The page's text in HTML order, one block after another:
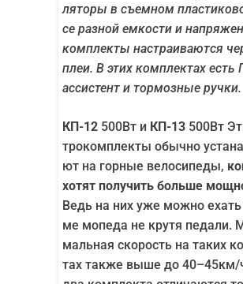
ля­то­ры в съем­ном
се раз­ной емко­сти и
ком­плек­ты настра­и­ва­ют­ся
плеи. В этих ком­плек­тах есть
асси­стент и тор­моз­ные ручки.
КП-12 500Вт и КП-13 500Вт
тро­ком­плек­ты обыч­но
ют на гор­ные вело­си­пе­ды,
хотят полу­чить боль­ше
Ведь на них уже мож­но
ме мопе­да не кру­тя педа­ли.
маль­ная ско­рость на таких
тах так­же выше до 40–45км/